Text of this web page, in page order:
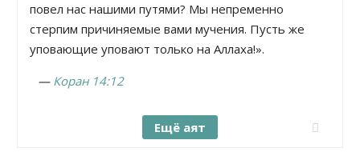
повел нас нашими путями? Мы непременно
стерпим причиняемые вами мучения. Пусть же
уповающие уповают только на Аллаха!».
— Коран 14:12
Ещё аят